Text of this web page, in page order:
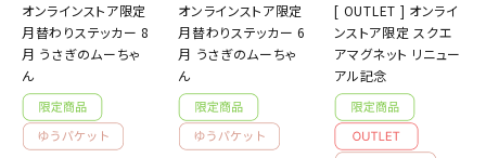
オンラインストア限定
月替わりステッカー 8
月 うさぎのムーちゃ
ん
オンラインストア限定
月替わりステッカー 6
月 うさぎのムーちゃ
ん
[ OUTLET ] オンライ
ンストア限定 スクエ
アマグネット リニュー
アル記念